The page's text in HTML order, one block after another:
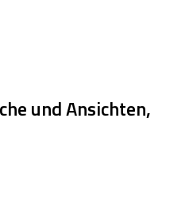
und Ansichten,